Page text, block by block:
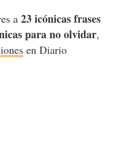
a 23 icónicas frases
para no olvidar,
en Diario